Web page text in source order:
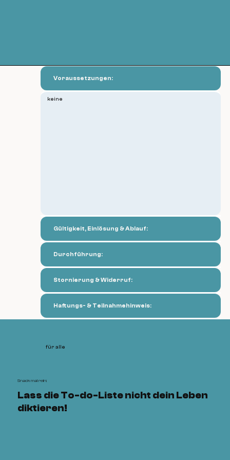
Voraussetzungen:
keine
Gültigkeit, Einlösung & Ablauf:
Durchführung:
Stornierung & Widerruf:
Haftungs- & Teilnahmehinweis:
für alle
Snack mal rein:
Lass die To-do-Liste nicht dein Leben
diktieren!